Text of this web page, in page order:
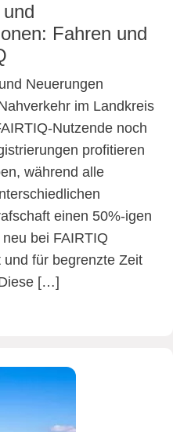
Fahren und
Neuerungen
im Landkreis
Nutzende noch
profitieren
während alle
einen 50%-igen
bei FAIRTIQ
für begrenzte Zeit
[…]